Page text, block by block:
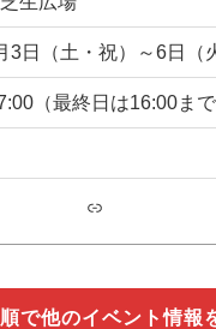
3日（土・祝）～6日（
（最終日は16:00まで
リンク
で他のイベント情報